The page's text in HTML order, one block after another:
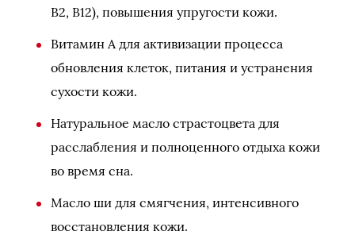
В2, В12), повышения упругости кожи.
Витамин А для активизации процесса
обновления клеток, питания и устранения
сухости кожи.
Натуральное масло страстоцвета для
расслабления и полноценного отдыха кожи
во время сна.
Масло ши для смягчения, интенсивного
восстановления кожи.